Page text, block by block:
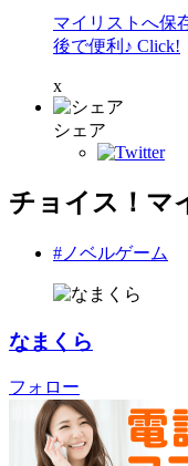
マイリストへ保
後で便利♪ Click!
x
シェア
チョイス！マ
#ノベルゲーム
なまくら
フォロー